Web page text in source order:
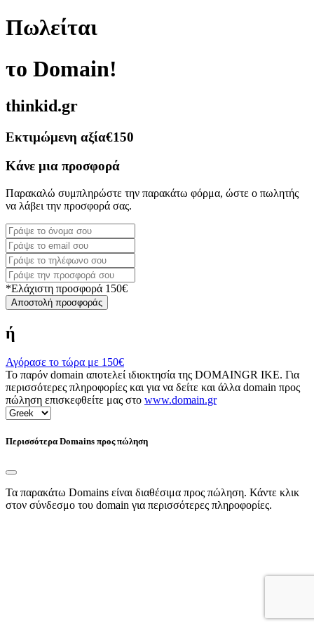
Πωλείται
το Domain!
thinkid.gr
Εκτιμώμενη αξία€150
Κάνε μια προσφορά
Παρακαλώ συμπληρώστε την παρακάτω φόρμα, ώστε ο πωλητής
να λάβει την προσφορά σας.
*Ελάχιστη προσφορά 150€
Αποστολή προσφοράς
ή
Αγόρασε το τώρα με 150€
Το παρόν domain αποτελεί ιδιοκτησία της DOMAINGR ΙΚΕ. Για
περισσότερες πληροφορίες και για να δείτε και άλλα domain προς
πώληση επισκεφθείτε μας στο www.domain.gr
Περισσότερα Domains προς πώληση
Τα παρακάτω Domains είναι διαθέσιμα προς πώληση. Κάντε κλικ
στον σύνδεσμο του domain για περισσότερες πληροφορίες.